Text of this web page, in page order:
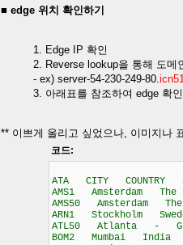
■ edge 위치 확인하기
1. Edge IP 확인
2. Reverse lookup을 통해 도메
- ex) server-54-230-249-80.
3. 아래표를 참조하여 edge 확
** 이쁘게 올리고 싶었으나, 이미지나
코드:
ATA CITY COUNTRY
AMS1 Amsterdam
AMS50 Amsterdam
ARN1 Stockholm
ATL50 Atlanta -
BOM2 Mumbai